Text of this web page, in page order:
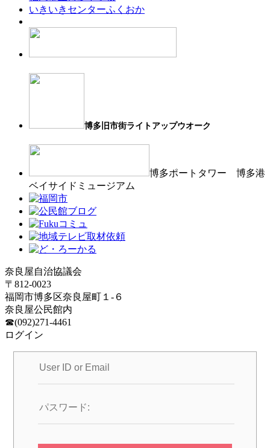
いきいきセンターふくおか
博多旧市街ライトアップウオーク
博多ポートタワー 博多港
ベイサイドミュージアム
奈良屋自治協議会
〒812-0023
福岡市博多区奈良屋町１-６
奈良屋公民館内
☎(092)271-4461
ログイン